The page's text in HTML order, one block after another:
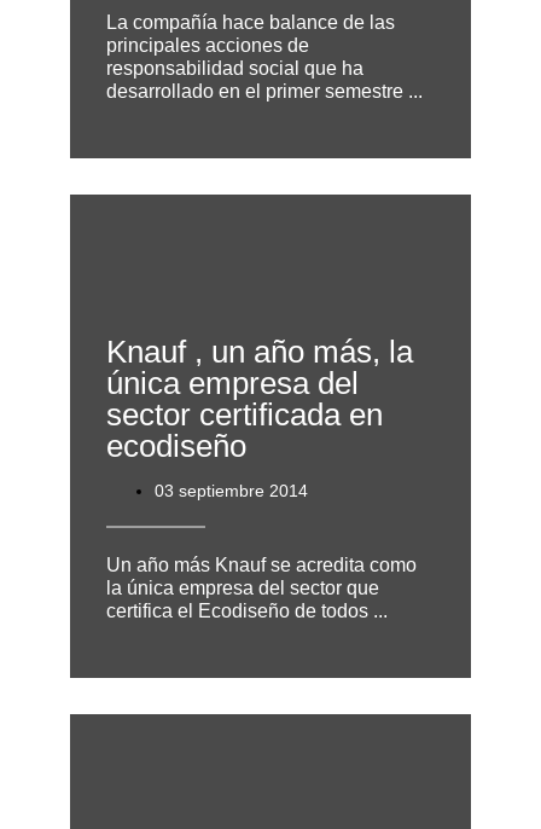
La compañía hace balance de las
principales acciones de
responsabilidad social que ha
desarrollado en el primer semestre ...
Knauf , un año más, la
única empresa del
sector certificada en
ecodiseño
03 septiembre 2014
Un año más Knauf se acredita como
la única empresa del sector que
certifica el Ecodiseño de todos ...